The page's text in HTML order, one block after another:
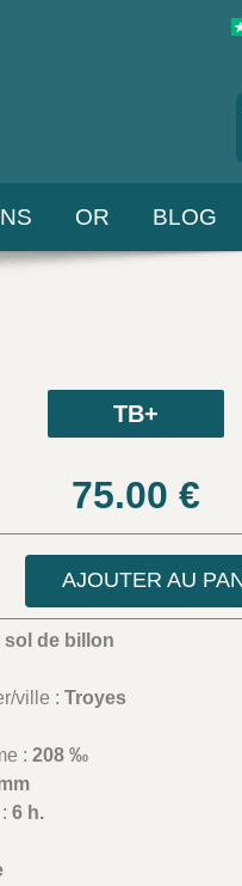
OR BLOG
TB+
75.00 €
AJOUTER AU
sol de billon
ville :Troyes
:208 ‰
:6 h.